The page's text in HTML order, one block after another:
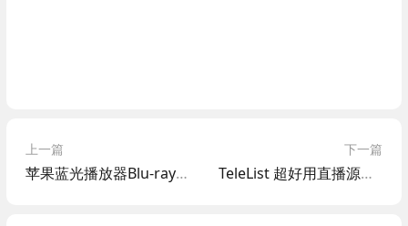
上一篇
苹果蓝光播放器Blu-ray Player Pro v3.3.18 解锁版
下一篇
TeleList 超好用直播源转换工具